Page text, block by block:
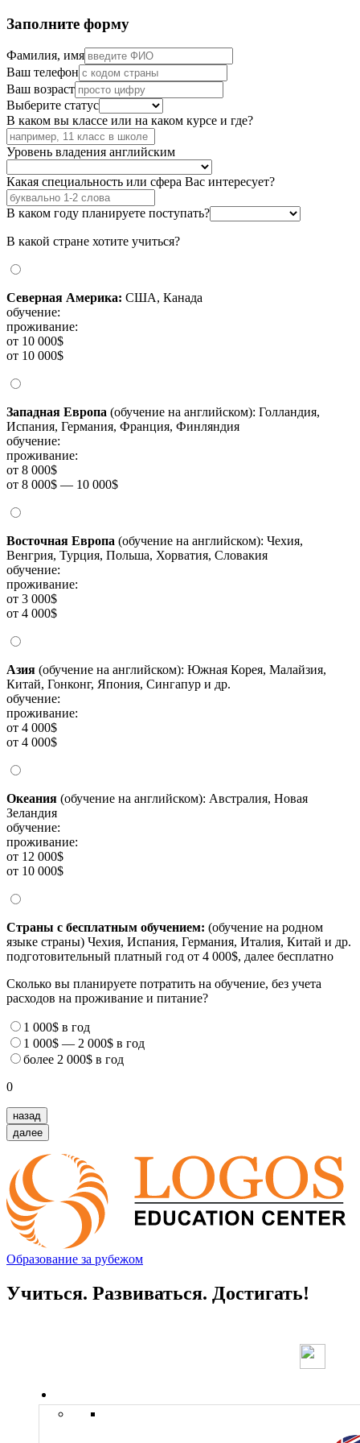
Заполните форму
Фамилия, имя
Ваш телефон
Ваш возраст
Выберите статус
В каком вы классе или на каком курсе и где?
Уровень владения английским
Какая специальность или сфера Вас интересует?
В каком году планируете поступать?
В какой стране хотите учиться?
Северная Америка: США, Канада
обучение:
проживание:
от 10 000$
от 10 000$
Западная Европа (обучение на английском): Голландия,
Испания, Германия, Франция, Финляндия
обучение:
проживание:
от 8 000$
от 8 000$ — 10 000$
Восточная Европа (обучение на английском): Чехия,
Венгрия, Турция, Польша, Хорватия, Словакия
обучение:
проживание:
от 3 000$
от 4 000$
Азия (обучение на английском): Южная Корея, Малайзия,
Китай, Гонконг, Япония, Сингапур и др.
обучение:
проживание:
от 4 000$
от 4 000$
Океания (обучение на английском): Австралия, Новая
Зеландия
обучение:
проживание:
от 12 000$
от 10 000$
Страны с бесплатным обучением: (обучение на родном
языке страны) Чехия, Испания, Германия, Италия, Китай и др.
подготовительный платный год от 4 000$, далее бесплатно
Сколько вы планируете потратить на обучение, без учета
расходов на проживание и питание?
1 000$ в год
1 000$ — 2 000$ в год
более 2 000$ в год
0
назад
далее
Образование за рубежом
Учиться. Развиваться. Достигать!